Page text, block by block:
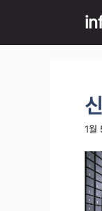
content
1월